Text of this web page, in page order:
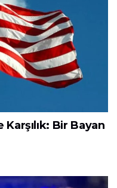
Bir Bayan